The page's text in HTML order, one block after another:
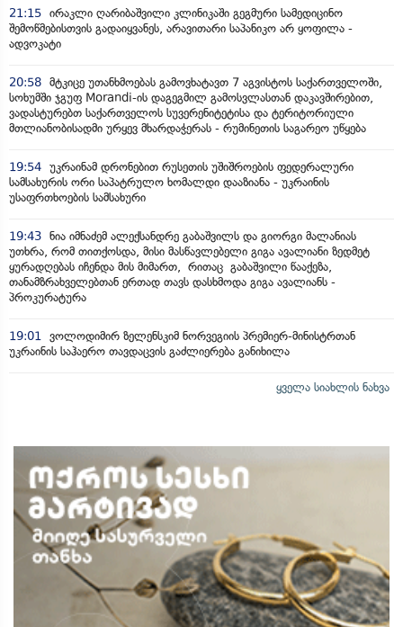
21:15 ირაკლი ღარიბაშვილი კლინიკაში გეგმური სამედიცინო
შემოწმებისთვის გადაიყვანეს, არავითარი საპანიკო არ ყოფილა -
ადვოკატი
20:58 მტკიცე უთანხმოებას გამოვხატავთ 7 აგვისტოს საქართველოში,
სოხუმში ჯგუფ Morandi-ის დაგეგმილ გამოსვლასთან დაკავშირებით,
ვადასტურებთ საქართველოს სუვერენიტეტისა და ტერიტორიული
მთლიანობისადმი ურყევ მხარდაჭერას - რუმინეთის საგარეო უწყება
19:54 უკრაინამ დრონებით რუსეთის უშიშროების ფედერალური
სამსახურის ორი საპატრულო ხომალდი დააზიანა - უკრაინის
უსაფრთხოების სამსახური
19:43 ნია იმნაძემ ალექსანდრე გაბაშვილს და გიორგი მალანიას
უთხრა, რომ თითქოსდა, მისი მასწავლებელი გიგა ავალიანი ზედმეტ
ყურადღებას იჩენდა მის მიმართ, რითაც გაბაშვილი წააქეზა,
თანამზრახველებთან ერთად თავს დასხმოდა გიგა ავალიანს -
პროკურატურა
19:01
ვოლოდიმირ ზელენსკიმ ნორვეგიის პრემიერ-მინისტრთან
უკრაინის საჰაერო თავდაცვის გაძლიერება განიხილა
ყველა სიახლის ნახვა